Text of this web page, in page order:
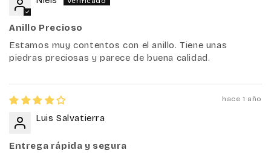
Anillo Precioso
Estamos muy contentos con el anillo. Tiene unas
piedras preciosas y parece de buena calidad.
hace 1 año
Luis Salvatierra
Entrega rápida y segura